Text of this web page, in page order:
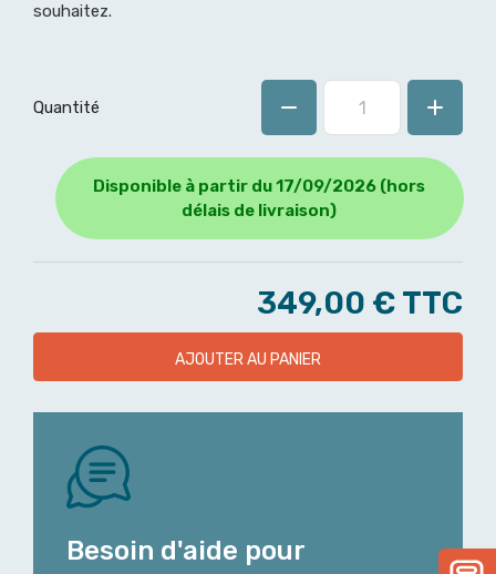
souhaitez.
Quantité
Disponible à partir du 17/09/2026 (hors
délais de livraison)
349,00 € TTC
AJOUTER AU PANIER
Besoin d'aide pour